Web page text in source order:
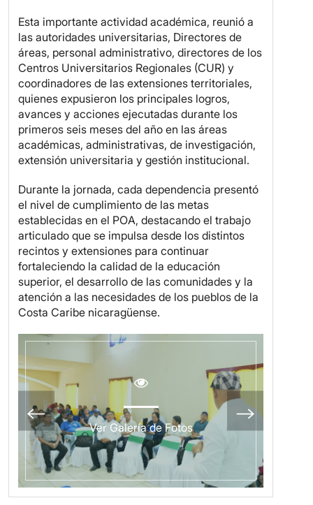
Esta importante actividad académica, reunió a
las autoridades universitarias, Directores de
áreas, personal administrativo, directores de los
Centros Universitarios Regionales (CUR) y
coordinadores de las extensiones territoriales,
quienes expusieron los principales logros,
avances y acciones ejecutadas durante los
primeros seis meses del año en las áreas
académicas, administrativas, de investigación,
extensión universitaria y gestión institucional.
Durante la jornada, cada dependencia presentó
el nivel de cumplimiento de las metas
establecidas en el POA, destacando el trabajo
articulado que se impulsa desde los distintos
recintos y extensiones para continuar
fortaleciendo la calidad de la educación
superior, el desarrollo de las comunidades y la
atención a las necesidades de los pueblos de la
Costa Caribe nicaragüense.
Ver Galería de Fotos